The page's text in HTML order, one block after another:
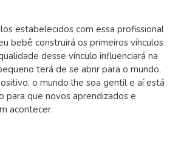
estabelecidos com essa profissional
bebê construirá os primeiros vínculos
desse vínculo influenciará na
terá de se abrir para o mundo.
o mundo lhe soa gentil e aí está
para que novos aprendizados e
acontecer.